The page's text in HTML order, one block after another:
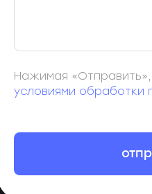
Нажимая
условиями обработки